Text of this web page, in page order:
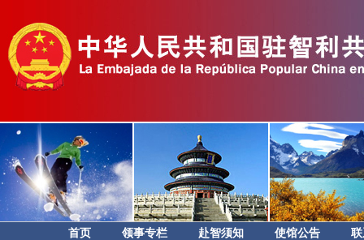
首页 领事专栏 赴智须知 使馆公告